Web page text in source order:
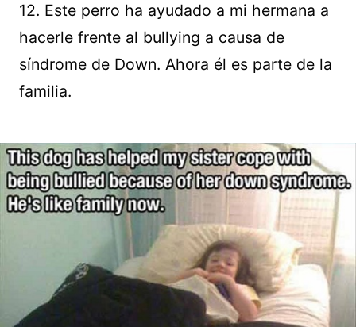
12. Este perro ha ayudado a mi hermana a
hacerle frente al bullying a causa de
síndrome de Down. Ahora él es parte de la
familia.